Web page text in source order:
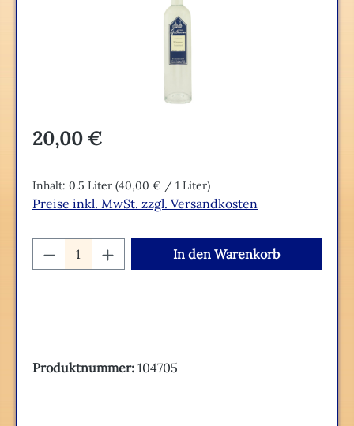
Regulärer Preis:
20,00 €
Inhalt: 0.5 Liter (40,00 € / 1 Liter)
Preise inkl. MwSt. zzgl. Versandkosten
Produkt Anzahl: Gib den
In den Warenkorb
Produktnummer: 104705